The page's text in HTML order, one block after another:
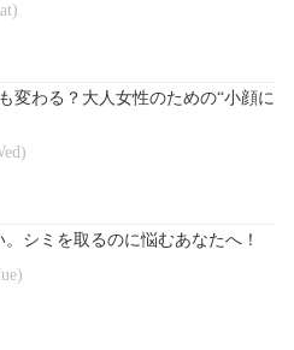
変わる？大人女性のための“小顔に
。シミを取るのに悩むあなたへ！